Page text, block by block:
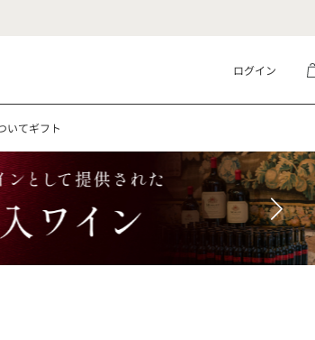
ログイン
いてギフト
についてギフト
点 詳細検索